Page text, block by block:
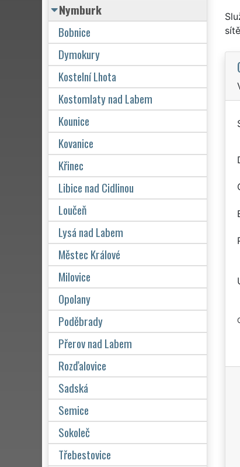
Nymburk
Bobnice
Dymokury
Kostelní Lhota
Kostomlaty nad Labem
Kounice
Kovanice
Křinec
Libice nad Cidlinou
Loučeň
Lysá nad Labem
Městec Králové
Milovice
Opolany
Poděbrady
Přerov nad Labem
Rozďalovice
Sadská
Semice
Sokoleč
Třebestovice